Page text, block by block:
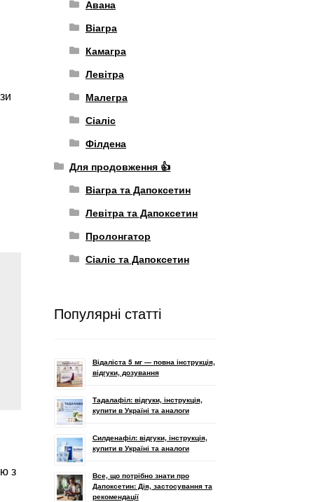
з
Авана
Віагра
Камагра
Левітра
Малегра
Сіаліс
Філдена
Для продовження 👍
Віагра та Дапоксетин
Левітра та Дапоксетин
Пролонгатор
Сіаліс та Дапоксетин
Популярні статті
Відаліста 5 мг — повна інструкція,
відгуки, дозування
Тадалафіл: відгуки, інструкція,
купити в Україні та аналоги
Силденафіл: відгуки, інструкція,
купити в Україні та аналоги
Все, що потрібно знати про
Дапоксетин: Дія, застосування та
рекомендації